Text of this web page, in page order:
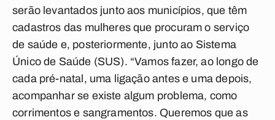
serão levantados junto aos municípios, que têm
cadastros das mulheres que procuram o serviço
de saúde e, posteriormente, junto ao Sistema
Único de Saúde (SUS). “Vamos fazer, ao longo de
cada pré-natal, uma ligação antes e uma depois,
acompanhar se existe algum problema, como
corrimentos e sangramentos. Queremos que as